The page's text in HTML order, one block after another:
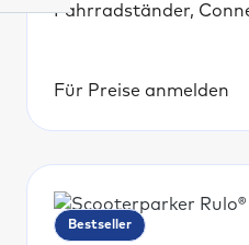
Fahrradständer,
Für Preise anmelden
Bestseller